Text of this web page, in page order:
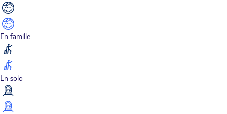
En famille
En solo